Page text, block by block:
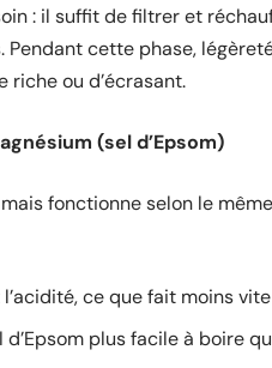
: il suffit de filtrer et
Pendant cette phase,
riche ou d’écrasant.
(sel d’Epsom)
fonctionne selon le
ce que fait moins
plus facile à boire